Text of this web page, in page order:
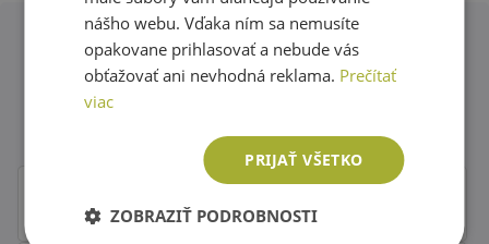
Obľúbené značky second hand
nášho webu. Vďaka ním sa nemusíte
opakovane prihlasovať a nebude vás
obťažovať ani nevhodná reklama. Prečítať
viac
PRIJAŤ VŠETKO
ZOBRAZIŤ PODROBNOSTI